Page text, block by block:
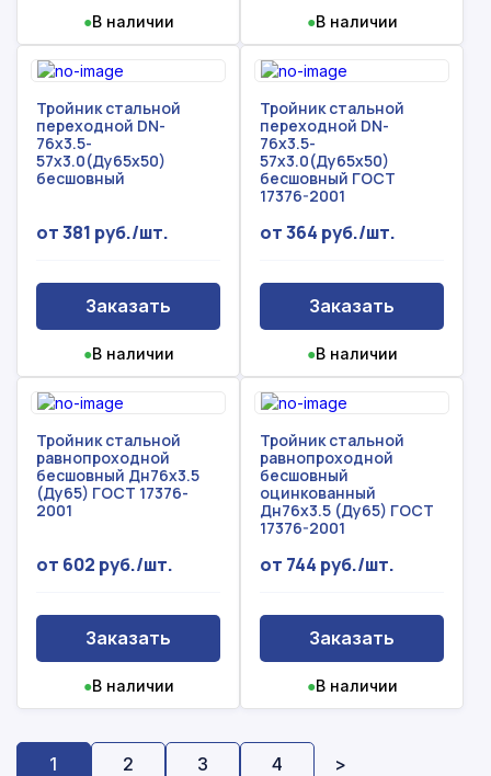
●В наличии ●В наличии
Тройник стальной
переходной DN-
76х3.5-
57х3.0(Ду65х50)
бесшовный
от 381 руб./шт.
Заказать
●В наличии
Тройник стальной
переходной DN-
76х3.5-
57х3.0(Ду65х50)
бесшовный ГОСТ
17376-2001
от 364 руб./шт.
Заказать
●В наличии
Тройник стальной
равнопроходной
бесшовный Дн76х3.5
(Ду65) ГОСТ 17376-
2001
от 602 руб./шт.
Заказать
●В наличии
Тройник стальной
равнопроходной
бесшовный
оцинкованный
Дн76х3.5 (Ду65) ГОСТ
17376-2001
от 744 руб./шт.
Заказать
●В наличии
1 2 3 4 >